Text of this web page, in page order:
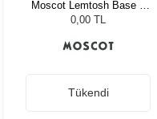
Moscot Lemtosh Base 2
Sun 49 Black Ny Rose
0,00 TL
Tükendi